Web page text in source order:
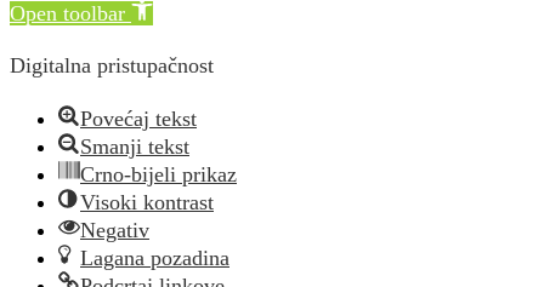
Open toolbar
Digitalna pristupačnost
Povećaj tekst
Smanji tekst
Crno-bijeli prikaz
Visoki kontrast
Negativ
Lagana pozadina